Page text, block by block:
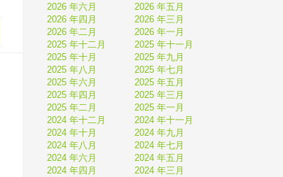
2026 年六月
2026 年五月
2026 年四月
2026 年三月
2026 年二月
2026 年一月
2025 年十二月
2025 年十一月
2025 年十月
2025 年九月
2025 年八月
2025 年七月
2025 年六月
2025 年五月
2025 年四月
2025 年三月
2025 年二月
2025 年一月
2024 年十二月
2024 年十一月
2024 年十月
2024 年九月
2024 年八月
2024 年七月
2024 年六月
2024 年五月
2024 年四月
2024 年三月